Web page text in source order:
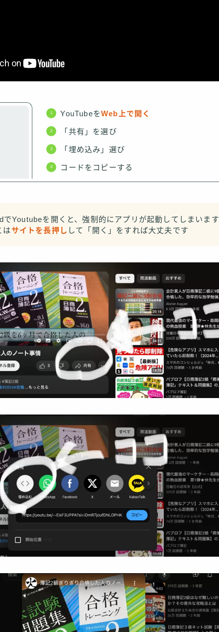
YouTubeをWeb上で開く
「共有」を選び
「埋め込み」選び
コードをコピーする
でYoutubeを開くと、強制的にアプリが起動してしまいます
はサイトを長押し して「開く」をすれば大丈夫です